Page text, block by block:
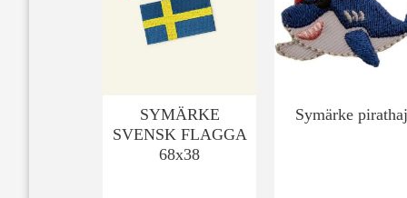
SYMÄRKE
SVENSK FLAGGA
68x38
Symärke pirathaj